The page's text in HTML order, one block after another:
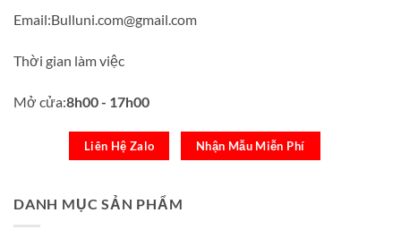
Email:Bulluni.com@gmail.com
Thời gian làm việc
Mở cửa:8h00 - 17h00
Liên Hệ Zalo Nhận Mẫu Miễn Phí
DANH MỤC SẢN PHẨM